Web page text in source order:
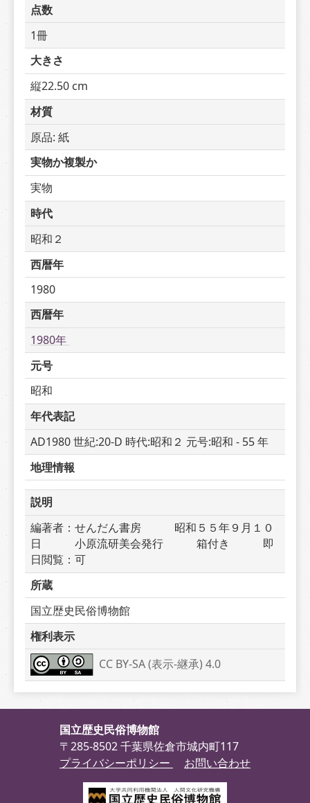
点数
1冊
大きさ
縦22.50 cm
材質
原品: 紙
実物か複製か
実物
時代
昭和２
西暦年
1980
西暦年
1980年
元号
昭和
年代表記
AD1980 世紀:20-D 時代:昭和２ 元号:昭和 - 55 年
地理情報
説明
編著者：せんだん書房　　　昭和５５年９月１０
日　　　小原流研美会発行　　　箱付き　　　即
日閲覧：可
所蔵
国立歴史民俗博物館
権利表示
CC BY-SA (表示-継承) 4.0
国立歴史民俗博物館
〒285-8502 千葉県佐倉市城内町117
プライバシーポリシー
お問い合わせ